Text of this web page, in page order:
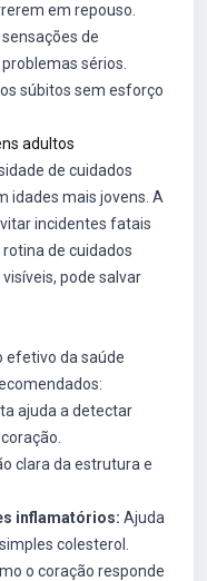
em repouso.
de
sérios.
súbitos sem esforço
adultos
de cuidados
idades mais jovens. A
incidentes fatais
de cuidados
pode salvar
efetivo da saúde
ajuda a detectar
clara da estrutura e
inflamatórios: Ajuda
colesterol.
o coração responde